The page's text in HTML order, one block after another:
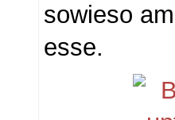
sowieso
esse.